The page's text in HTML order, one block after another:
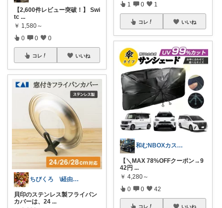
【2,600件レビュー突破！】 Swi
tc ...
￥ 1,580～
0 0 0
コレ いいね
ちびくろ \経由購入ありがとうござます/
貝印のステンレス製フライパン
カバーは、24 ...
1 0 1
コレ いいね
和むNBOXカスタム👍上限中🙇
【＼MAX 78%OFFクーポン→9
42円 ...
￥ 4,280～
0 0 42
コレ いいね